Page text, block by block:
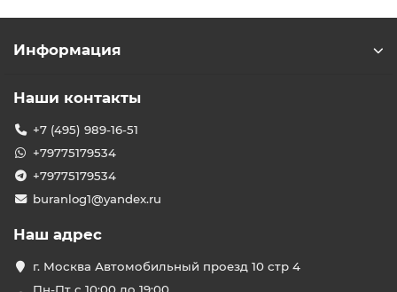
Информация
Наши контакты
+7 (495) 989-16-51
+79775179534
+79775179534
buranlog1@yandex.ru
Наш адрес
г. Москва Автомобильный проезд 10 стр 4